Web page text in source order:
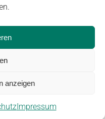
anzeigen
Impressum
GmbH